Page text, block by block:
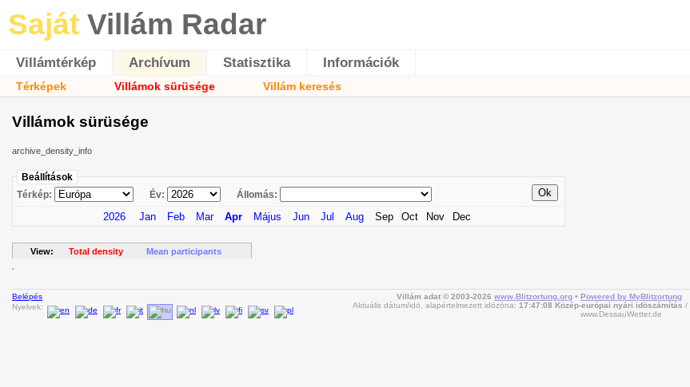
Saját Villám Radar
Villámtérkép Archívum Statisztika Információk
Térképek Villámok sürüsége Villám keresés
Villámok sürüsége
archive_density_info
Beállítások
Térkép:
Év: Állomás:
2026 Jan Feb Mar Apr Május Jun Jul Aug Sep Oct Nov Dec
View: Total density Mean participants
Belépés
Nyelvek:
Villám adat © 2003-2026 www.Blitzortung.org • Powered by MyBlitzortung
Aktuális dátum/idö, alapértelmezett idözóna: 17:47:08 Közép-európai nyári idöszámítás
www.DessauWetter.de